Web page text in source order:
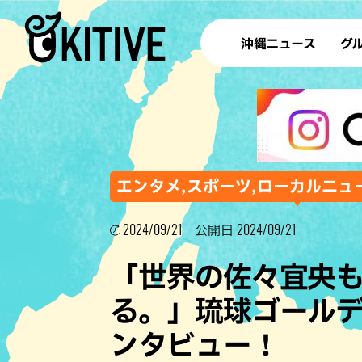
沖縄ニュース グ
ラ
テイ
すし
沖
洋食
ステー
その他
エンタメ,スポーツ,ローカルニュ
2024/09/21 公開日 2024/09/21
「世界の佐々宜央
る。」琉球ゴール
ンタビュー！